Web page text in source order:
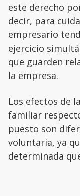
este derecho
decir, para
empresario
ejercicio
que guarden
la empresa.
Los efectos de
familiar
puesto son
voluntaria, ya
determinada